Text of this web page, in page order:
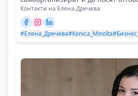
Контакти на Елена Дречева
#Елена_Дречева#Konica_Minolta